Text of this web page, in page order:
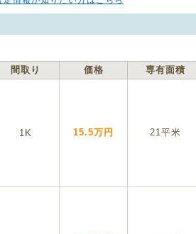
間取り 価格 専有面積
1K 15.5万円 21平米